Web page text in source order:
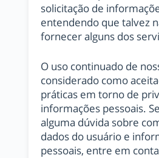
solicitação de
entendendo que talvez
fornecer alguns dos
O uso continuado de
considerado como
práticas em torno de
informações pessoais.
alguma dúvida sobre
dados do usuário e
pessoais, entre em